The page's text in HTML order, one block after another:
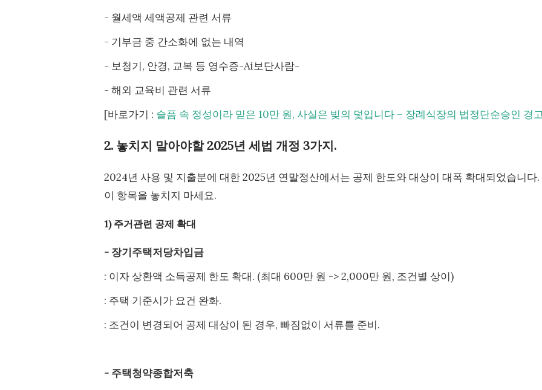
- 월세액 세액공제 관련 서류
- 기부금 중 간소화에 없는 내역
- 보청기, 안경, 교복 등 영수증-Ai보단사람-
- 해외 교육비 관련 서류
[바로가기 : 슬픔 속 정성이라 믿은 10만 원, 사실은 빚의 덫입니다 – 장례식장의 법정단순승인 경
2. 놓치지 말아야할 2025년 세법 개정 3가지.
2024년 사용 및 지출분에 대한 2025년 연말정산에서는 공제 한도와 대상이 대폭 확대되었습니다.
이 항목을 놓치지 마세요.
1) 주거관련 공제 확대
- 장기주택저당차입금
: 이자 상환액 소득공제 한도 확대. (최대 600만 원 -> 2,000만 원, 조건별 상이)
: 주택 기준시가 요건 완화.
: 조건이 변경되어 공제 대상이 된 경우, 빠짐없이 서류를 준비.
- 주택청약종합저축